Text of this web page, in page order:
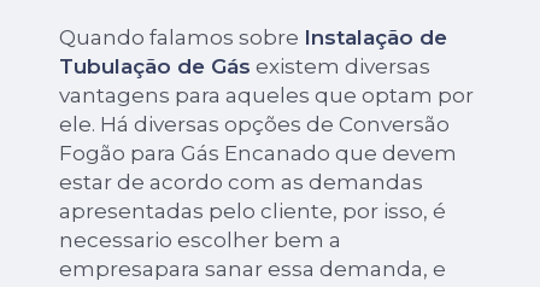
Quando falamos sobre Instalação de
Tubulação de Gás existem diversas
vantagens para aqueles que optam por
ele. Há diversas opções de Conversão
Fogão para Gás Encanado que devem
estar de acordo com as demandas
apresentadas pelo cliente, por isso, é
necessario escolher bem a
empresapara sanar essa demanda, e